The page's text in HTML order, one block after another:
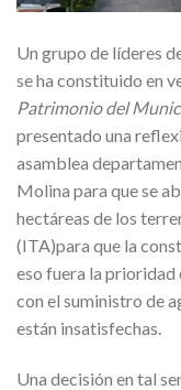
Un grupo de líderes
se ha constituido en
Patrimonio del
presentado una
asamblea
Molina para que se
hectáreas de los
(ITA)para que la
eso fuera la prioridad
con el suministro de
están insatisfechas.
Una decisión en tal